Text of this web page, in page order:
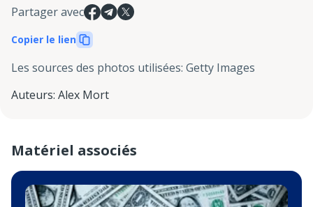
Partager avec
Copier le lien
Les sources des photos utilisées: Getty Images
Auteurs: Alex Mort
Matériel associés